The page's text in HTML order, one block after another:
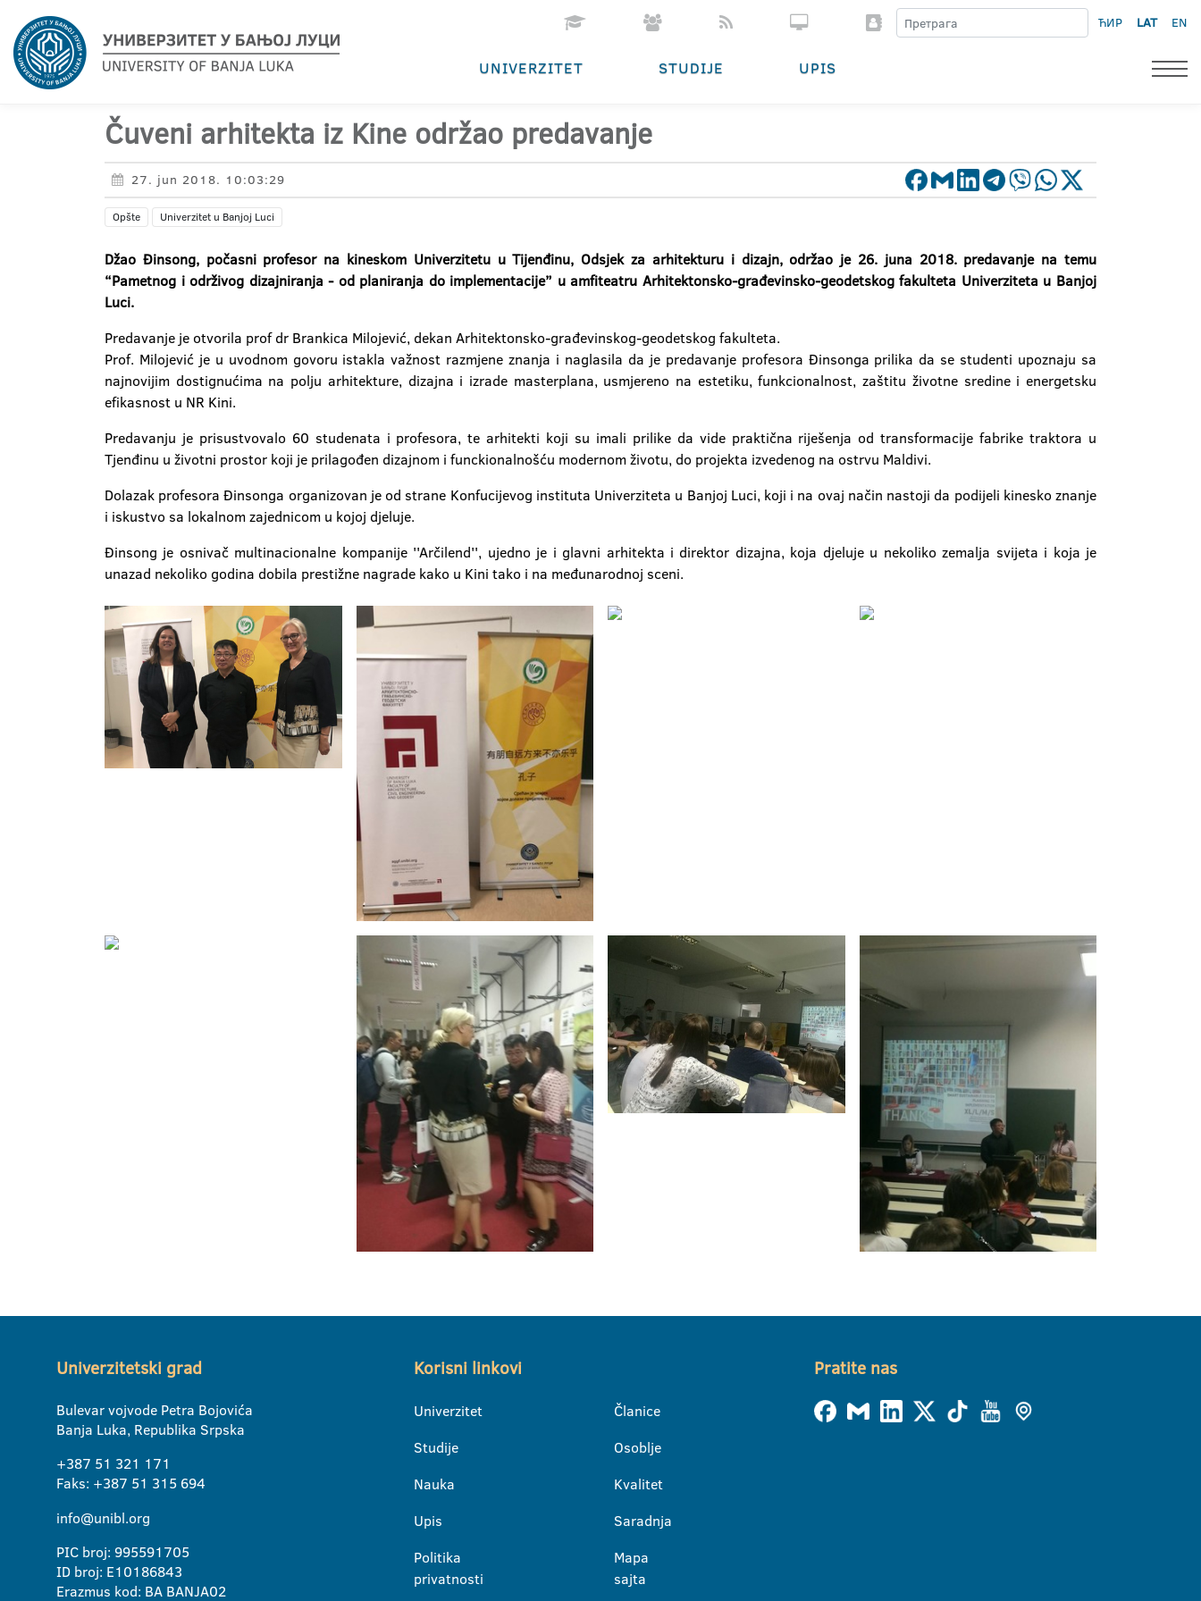
ЋИР LAT EN
UNIVERZITET STUDIJE UPIS
Čuveni arhitekta iz Kine održao predavanje
27. jun 2018. 10:03:29
Opšte Univerzitet u Banjoj Luci
Džao Đinsong, počasni profesor na kineskom Univerzitetu u Tijenđinu, Odsjek za arhitekturu i dizajn, održao je 26. juna 2018. predavanje na temu
“Pametnog i održivog dizajniranja - od planiranja do implementacije” u amfiteatru Arhitektonsko-građevinsko-geodetskog fakulteta Univerziteta u Banjoj
Luci.
Predavanje je otvorila prof dr Brankica Milojević, dekan Arhitektonsko-građevinskog-geodetskog fakulteta.
Prof. Milojević je u uvodnom govoru istakla važnost razmjene znanja i naglasila da je predavanje profesora Đinsonga prilika da se studenti upoznaju sa
najnovijim dostignućima na polju arhitekture, dizajna i izrade masterplana, usmjereno na estetiku, funkcionalnost, zaštitu životne sredine i energetsku
efikasnost u NR Kini.
Predavanju je prisustvovalo 60 studenata i profesora, te arhitekti koji su imali prilike da vide praktična riješenja od transformacije fabrike traktora u
Tjenđinu u životni prostor koji je prilagođen dizajnom i funckionalnošću modernom životu, do projekta izvedenog na ostrvu Maldivi.
Dolazak profesora Đinsonga organizovan je od strane Konfucijevog instituta Univerziteta u Banjoj Luci, koji i na ovaj način nastoji da podijeli kinesko znanje
i iskustvo sa lokalnom zajednicom u kojoj djeluje.
Đinsong je osnivač multinacionalne kompanije ''Arčilend'', ujedno je i glavni arhitekta i direktor dizajna, koja djeluje u nekoliko zemalja svijeta i koja je
unazad nekoliko godina dobila prestižne nagrade kako u Kini tako i na međunarodnoj sceni.
Univerzitetski grad
Bulevar vojvode Petra Bojovića
Banja Luka, Republika Srpska
+387 51 321 171
Faks: +387 51 315 694
info@unibl.org
PIC broj: 995591705
ID broj: E10186843
Erazmus kod: BA BANJA02
Korisni linkovi
Univerzitet
Studije
Nauka
Upis
Politika
privatnosti
Članice
Osoblje
Kvalitet
Saradnja
Mapa
sajta
Pratite nas